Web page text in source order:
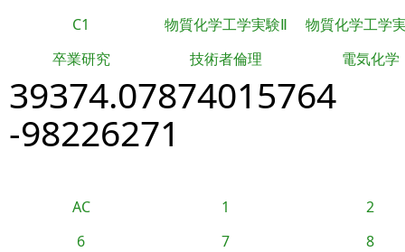
C1 物質化学工学実験Ⅱ
物質化学工学
卒業研究
技術者倫理 電気化学
39374.07874015764
-98226271
AC 1
2
6
7
8